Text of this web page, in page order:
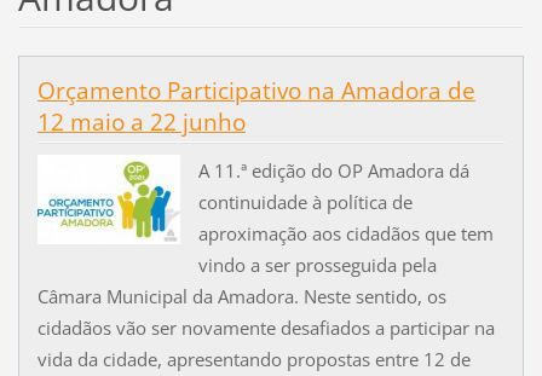
Orçamento Participativo na Amadora de
12 maio a 22 junho
A 11.ª edição do OP Amadora dá
continuidade à política de
aproximação aos cidadãos que tem
vindo a ser prosseguida pela
Câmara Municipal da Amadora. Neste sentido, os
cidadãos vão ser novamente desafiados a participar na
vida da cidade, apresentando propostas entre 12 de